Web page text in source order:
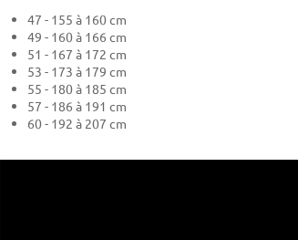
47 - 155 à 160 cm
49 - 160 à 166 cm
51 - 167 à 172 cm
53 - 173 à 179 cm
55 - 180 à 185 cm
57 - 186 à 191 cm
60 - 192 à 207 cm